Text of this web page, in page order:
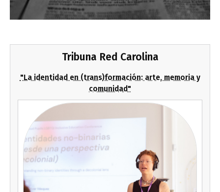
Tribuna Red Carolina
"La identidad en (trans)formación: arte, memoria y
comunidad"